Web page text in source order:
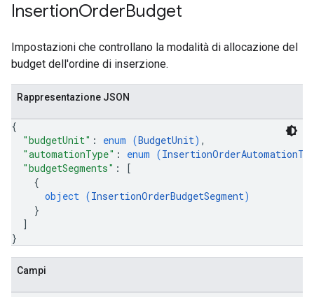
InsertionOrderBudget
Impostazioni che controllano la modalità di allocazione del
budget dell'ordine di inserzione.
Rappresentazione JSON
{
"budgetUnit" : enum (BudgetUnit) ,
"automationType" : enum (
"budgetSegments" :
[
{
object (InsertionOrderBudgetSegment)
}
]
}
Campi